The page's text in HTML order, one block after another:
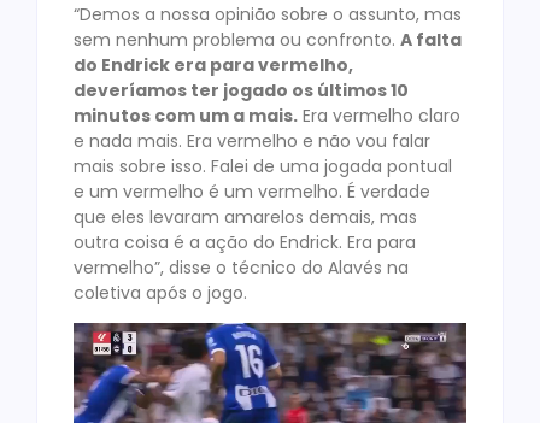
“Demos a nossa opinião sobre o assunto, mas
sem nenhum problema ou confronto. A falta
do Endrick era para vermelho,
deveríamos ter jogado os últimos 10
minutos com um a mais. Era vermelho claro
e nada mais. Era vermelho e não vou falar
mais sobre isso. Falei de uma jogada pontual
e um vermelho é um vermelho. É verdade
que eles levaram amarelos demais, mas
outra coisa é a ação do Endrick. Era para
vermelho”, disse o técnico do Alavés na
coletiva após o jogo.